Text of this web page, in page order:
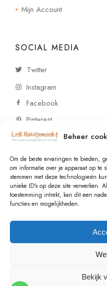
Beheer
Om de beste ervaringen te bieden,
om informatie over je apparaat op
stemmen met deze technologieën
unieke ID's op deze site verwerken.
toestemming intrekt, kan dit een
functies en mogelijkheden.
Bekijk
Mijn Account
SOCIAL MEDIA
Twitter
Instagram
Facebook
Pinterest
CONTACT
Vragen of wensen?
+31 (0)6 229 021 29
© 2023 , All Rights